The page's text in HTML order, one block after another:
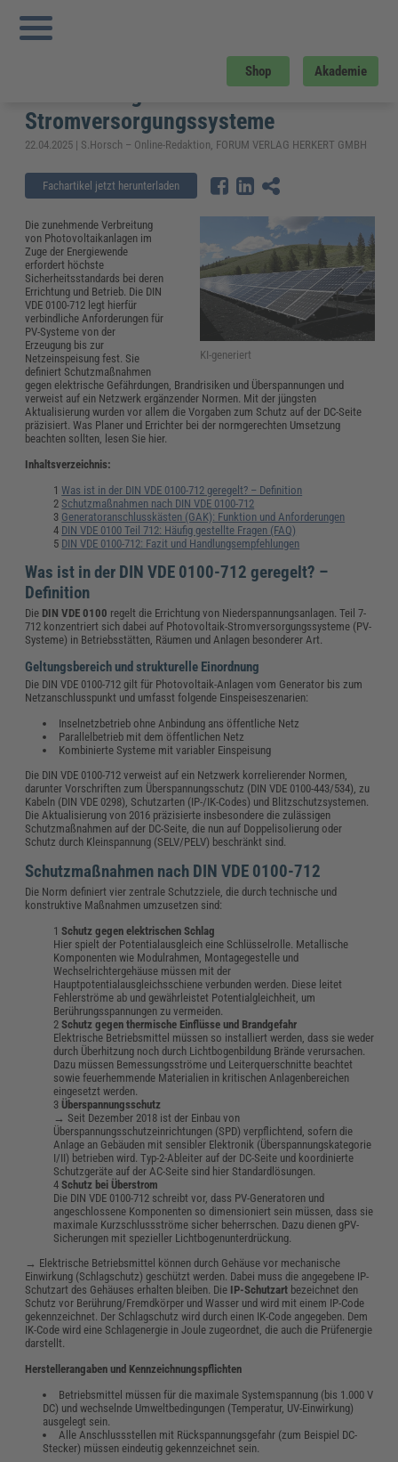
Shop Akademie
Sie sind hier:
Neue DIN VDE 0100-712 – normative Anforderungen an Photovoltaik
Stromversorgungssysteme
Neue DIN VDE 0100-712 – normative
Anforderungen an Photovoltaik
Stromversorgungssysteme
22.04.2025 | S.Horsch – Online-Redaktion, FORUM VERLAG HERKERT GMBH
Fachartikel jetzt herunterladen
KI-generiert
Die zunehmende Verbreitung
von Photovoltaikanlagen im
Zuge der Energiewende
erfordert höchste
Sicherheitsstandards bei deren
Errichtung und Betrieb. Die DIN
VDE 0100-712 legt hierfür
verbindliche Anforderungen für
PV-Systeme von der
Erzeugung bis zur
Netzeinspeisung fest. Sie
definiert Schutzmaßnahmen
gegen elektrische Gefährdungen, Brandrisiken und Überspannungen und
verweist auf ein Netzwerk ergänzender Normen. Mit der jüngsten
Aktualisierung wurden vor allem die Vorgaben zum Schutz auf der DC-Seite
präzisiert. Was Planer und Errichter bei der normgerechten Umsetzung
beachten sollten, lesen Sie hier.
Inhaltsverzeichnis:
Was ist in der DIN VDE 0100-712 geregelt? – Definition
Schutzmaßnahmen nach DIN VDE 0100-712
Generatoranschlusskästen (GAK): Funktion und Anforderungen
DIN VDE 0100 Teil 712: Häufig gestellte Fragen (FAQ)
DIN VDE 0100-712: Fazit und Handlungsempfehlungen
Was ist in der DIN VDE 0100-712 geregelt? –
Definition
Die DIN VDE 0100 regelt die Errichtung von Niederspannungsanlagen. Teil 7-
712 konzentriert sich dabei auf Photovoltaik-Stromversorgungssysteme (PV-
Systeme) in Betriebsstätten, Räumen und Anlagen besonderer Art.
Geltungsbereich und strukturelle Einordnung
Die DIN VDE 0100-712 gilt für Photovoltaik-Anlagen vom Generator bis zum
Netzanschlusspunkt und umfasst folgende Einspeiseszenarien:
Inselnetzbetrieb ohne Anbindung ans öffentliche Netz
Parallelbetrieb mit dem öffentlichen Netz
Kombinierte Systeme mit variabler Einspeisung
Die DIN VDE 0100-712 verweist auf ein Netzwerk korrelierender Normen,
darunter Vorschriften zum Überspannungsschutz (DIN VDE 0100-443/534), zu
Kabeln (DIN VDE 0298), Schutzarten (IP-/IK-Codes) und Blitzschutzsystemen.
Die Aktualisierung von 2016 präzisierte insbesondere die zulässigen
Schutzmaßnahmen auf der DC-Seite, die nun auf Doppelisolierung oder
Schutz durch Kleinspannung (SELV/PELV) beschränkt sind.
Schutzmaßnahmen nach DIN VDE 0100-712
Die Norm definiert vier zentrale Schutzziele, die durch technische und
konstruktive Maßnahmen umzusetzen sind:
Schutz gegen elektrischen Schlag
Hier spielt der Potentialausgleich eine Schlüsselrolle. Metallische
Komponenten wie Modulrahmen, Montagegestelle und
Wechselrichtergehäuse müssen mit der
Hauptpotentialausgleichsschiene verbunden werden. Diese leitet
Fehlerströme ab und gewährleistet Potentialgleichheit, um
Berührungsspannungen zu vermeiden.
Schutz gegen thermische Einflüsse und Brandgefahr
Elektrische Betriebsmittel müssen so installiert werden, dass sie weder
durch Überhitzung noch durch Lichtbogenbildung Brände verursachen.
Dazu müssen Bemessungsströme und Leiterquerschnitte beachtet
sowie feuerhemmende Materialien in kritischen Anlagenbereichen
eingesetzt werden.
Überspannungsschutz
→ Seit Dezember 2018 ist der Einbau von
Überspannungsschutzeinrichtungen (SPD) verpflichtend, sofern die
Anlage an Gebäuden mit sensibler Elektronik (Überspannungskategorie
I/II) betrieben wird. Typ-2-Ableiter auf der DC-Seite und koordinierte
Schutzgeräte auf der AC-Seite sind hier Standardlösungen.
Schutz bei Überstrom
Die DIN VDE 0100-712 schreibt vor, dass PV-Generatoren und
angeschlossene Komponenten so dimensioniert sein müssen, dass sie
maximale Kurzschlussströme sicher beherrschen. Dazu dienen gPV-
Sicherungen mit spezieller Lichtbogenunterdrückung.
→ Elektrische Betriebsmittel können durch Gehäuse vor mechanische
Einwirkung (Schlagschutz) geschützt werden. Dabei muss die angegebene IP-
Schutzart des Gehäuses erhalten bleiben. Die IP-Schutzart bezeichnet den
Schutz vor Berührung/Fremdkörper und Wasser und wird mit einem IP-Code
gekennzeichnet. Der Schlagschutz wird durch einen IK-Code angegeben. Dem
IK-Code wird eine Schlagenergie in Joule zugeordnet, die auch die Prüfenergie
darstellt.
Herstellerangaben und Kennzeichnungspflichten
Betriebsmittel müssen für die maximale Systemspannung (bis 1.000 V
DC) und wechselnde Umweltbedingungen (Temperatur, UV-Einwirkung)
ausgelegt sein.
Alle Anschlussstellen mit Rückspannungsgefahr (zum Beispiel DC-
Stecker) müssen eindeutig gekennzeichnet sein.